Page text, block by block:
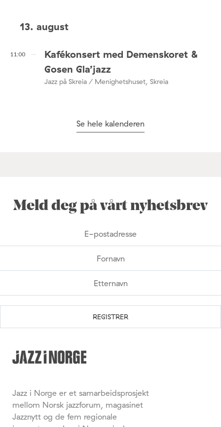
13. august
11:00
Kafékonsert med Demenskoret &
Gosen Gla’jazz
Jazz på Skreia / Menighetshuset, Skreia
Se hele kalenderen
Meld deg på vårt nyhetsbrev
Jazz i Norge er et samarbeidsprosjekt
mellom Norsk jazzforum, magasinet
Jazznytt og de fem regionale